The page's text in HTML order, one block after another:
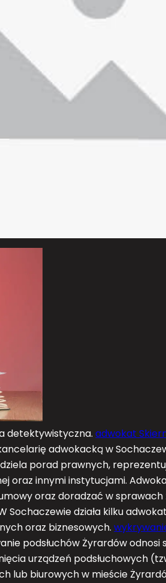
detektywistyczna.adwokat
adwokacką w
porad prawnych,
oraz innymi instytucjami.
oraz doradzać w sprawach
Sochaczewie działa kilku
oraz biznesowych.
podsłuchów Żyrardów odnosi
urządzeń podsłuchowych
lub biurowych w mieście